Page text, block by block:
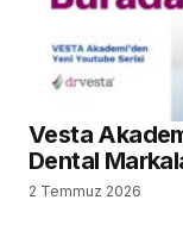
Vesta
Dental
2 Temmuz 2026